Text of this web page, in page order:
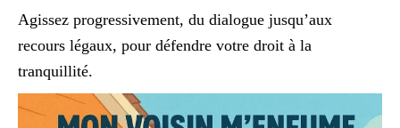
Agissez progressivement, du dialogue jusqu’aux
recours légaux, pour défendre votre droit à la
tranquillité.